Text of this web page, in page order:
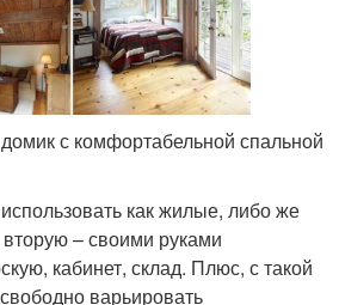
с комфортабельной спальной
как жилые, либо же
– своими руками
кабинет, склад. Плюс, с такой
варьировать